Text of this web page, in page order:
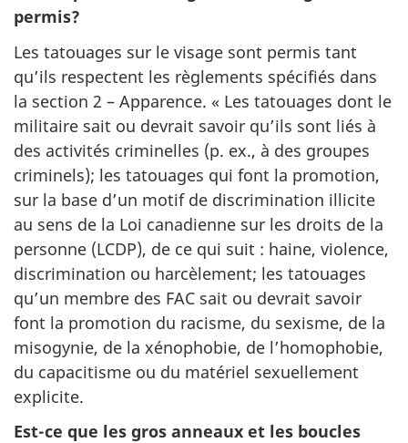
permis?
Les tatouages sur le visage sont permis tant
qu’ils respectent les règlements spécifiés dans
la section 2 – Apparence. « Les tatouages dont le
militaire sait ou devrait savoir qu’ils sont liés à
des activités criminelles (p. ex., à des groupes
criminels); les tatouages qui font la promotion,
sur la base d’un motif de discrimination illicite
au sens de la Loi canadienne sur les droits de la
personne (LCDP), de ce qui suit : haine, violence,
discrimination ou harcèlement; les tatouages
qu’un membre des FAC sait ou devrait savoir
font la promotion du racisme, du sexisme, de la
misogynie, de la xénophobie, de l’homophobie,
du capacitisme ou du matériel sexuellement
explicite.
Est-ce que les gros anneaux et les boucles